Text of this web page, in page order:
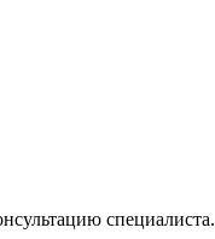
специалиста.